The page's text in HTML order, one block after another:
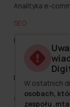
Analityka e-
SEO
Marketing
O nas
W ostatnich
osobach,
zespołu